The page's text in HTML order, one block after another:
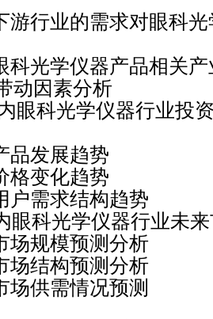
的需求对眼科光
仪器产品相关产
动因素分析
科光学仪器行业投
展趋势
化趋势
求结构趋势
科光学仪器行业未来
模预测分析
构预测分析
需情况预测